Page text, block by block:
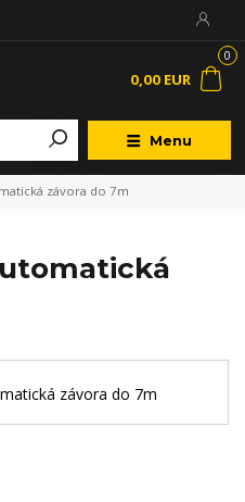
Menu
0
0,00 EUR
závora do 7m